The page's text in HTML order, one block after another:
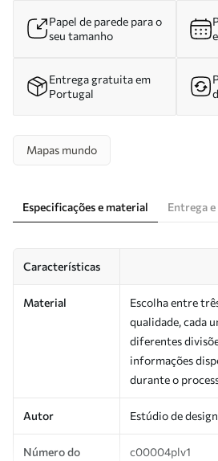
Papel de parede para o
seu tamanho
Entrega gratuita em
Portugal
Mapas mundo
Especificações e material Entrega
Características
Material
Escolha entre
qualidade, cada
diferentes
informações
durante o
Autor Estúdio de
Número do
c00004plv1